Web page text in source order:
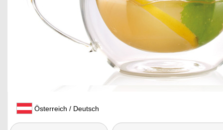
Österreich / Deutsch